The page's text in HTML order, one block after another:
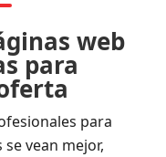
web
para
para
vean mejor,